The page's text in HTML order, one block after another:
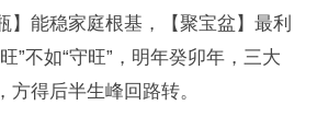
】能稳家庭根基，【聚宝盆】最利
”不如“守旺”，明年癸卯年，三大
方得后半生峰回路转。